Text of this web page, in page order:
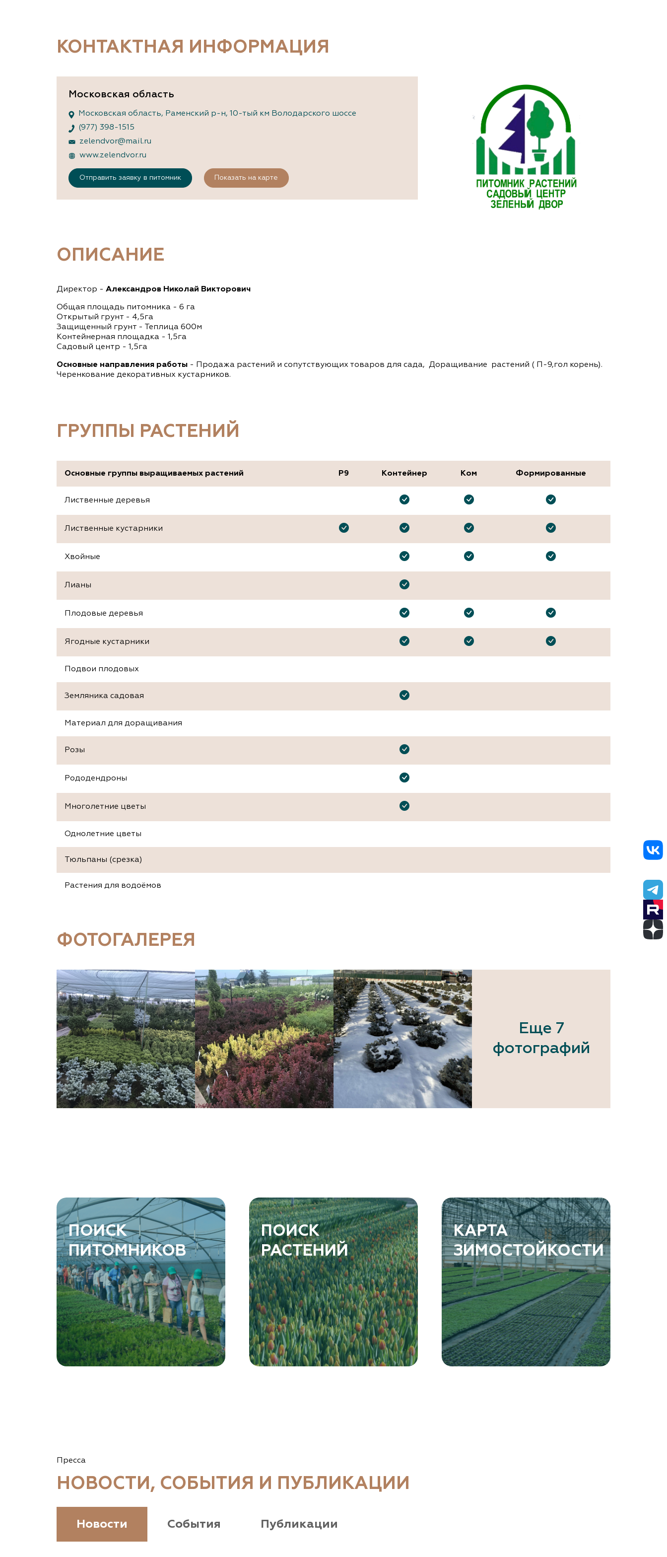
представительства
КОНТАКТНАЯ ИНФОРМАЦИЯ
Московская область
Московская область, Раменский р-н, 10-тый км Володарского шоссе
(977) 398-1515
zelendvor@mail.ru
www.zelendvor.ru
Отправить заявку в питомник Показать на карте
ОПИСАНИЕ
Директор - Александров Николай Викторович
Общая площадь питомника - 6 га
Открытый грунт - 4,5га
Защищенный грунт - Теплица 600м
Контейнерная площадка - 1,5га
Садовый центр - 1,5га
Основные направления работы - Продажа растений и сопутствующих товаров для сада, Доращивание растений ( П-9,гол корень).
Черенкование декоративных кустарников.
ГРУППЫ РАСТЕНИЙ
Основные группы выращиваемых растений P9 Контейнер Ком Формированные
Лиственные деревья
Лиственные кустарники
Хвойные
Лианы
Плодовые деревья
Ягодные кустарники
Подвои плодовых
Земляника садовая
Материал для доращивания
Розы
Рододендроны
Многолетние цветы
Однолетние цветы
Тюльпаны (срезка)
Растения для водоёмов
ФОТОГАЛЕРЕЯ
Еще 7
фотографий
ПОИСК
ПИТОМНИКОВ
ПОИСК
РАСТЕНИЙ
КАРТА
ЗИМОСТОЙКОСТИ
Пресса
НОВОСТИ, СОБЫТИЯ И ПУБЛИКАЦИИ
Новости События Публикации